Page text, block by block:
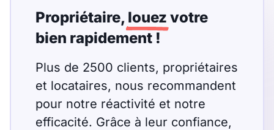
Propriétaire, louez votre
bien rapidement !
Plus de 2500 clients, propriétaires
et locataires, nous recommandent
pour notre réactivité et notre
efficacité. Grâce à leur confiance,